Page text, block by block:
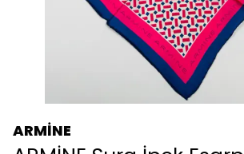
ARMİNE